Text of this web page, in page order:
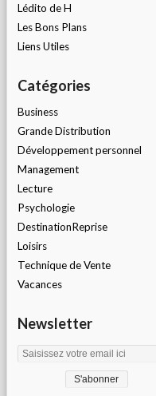
Lédito de H
Les Bons Plans
Liens Utiles
Catégories
Business
Grande Distribution
Développement personnel
Management
Lecture
Psychologie
DestinationReprise
Loisirs
Technique de Vente
Vacances
Newsletter